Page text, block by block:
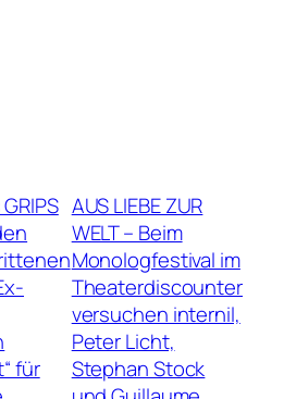
für
AUS LIEBE ZUR
WELT – Beim
Monologfestival im
Theaterdiscounter
versuchen internil,
Peter Licht,
Stephan Stock